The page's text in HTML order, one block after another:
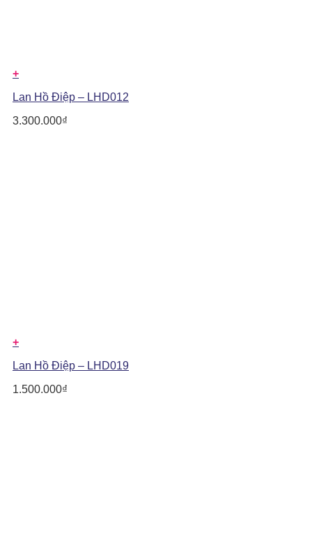
+
Lan Hồ Điệp – LHD012
3.300.000₫
+
Lan Hồ Điệp – LHD019
1.500.000₫